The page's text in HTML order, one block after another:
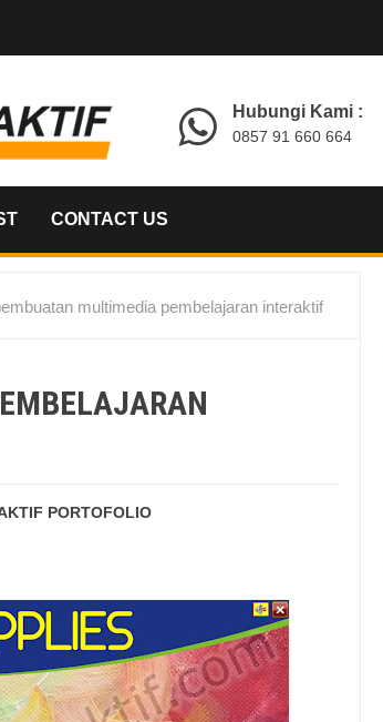
Hubungi Kami :
0857 91 660 664
CONTACT US
multimedia pembelajaran interaktif
PORTOFOLIO